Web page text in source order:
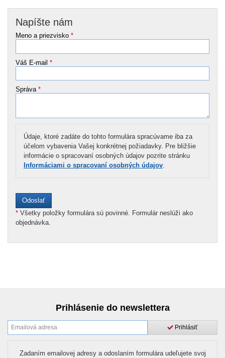
Napíšte nám
Meno a priezvisko *
Váš E-mail *
Správa *
Údaje, ktoré zadáte do tohto formulára spracúvame iba za
účelom vybavenia Vašej konkrétnej požiadavky. Pre bližšie
informácie o spracovaní osobných údajov pozrite stránku
Informáciami o spracovaní osobných údajov.
* Všetky položky formulára sú povinné. Formulár neslúži ako
objednávka.
Prihlásenie do newslettera
Prihlásiť
Zadaním emailovej adresy a odoslaním formulára udeľujete svoj